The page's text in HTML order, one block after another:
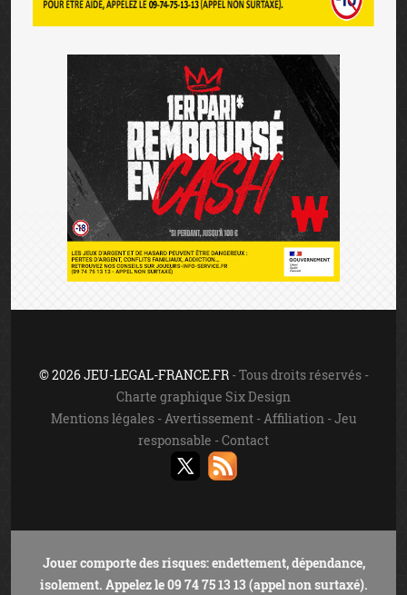
© 2026 JEU-LEGAL-FRANCE.FR- Tous droits réservés -
Charte graphique Six Design
Mentions légales- Avertissement- Affiliation -Jeu
responsable -Contact
Jouer comporte des risques: endettement, dépendance,
isolement. Appelez le 09 74 75 13 13 (appel non surtaxé).